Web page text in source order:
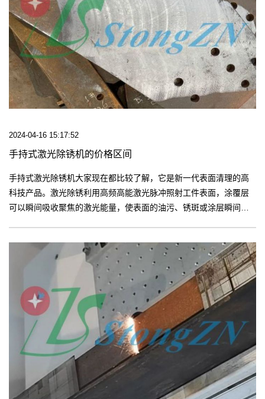
2024-04-16 15:17:52
手持式激光除锈机的价格区间
手持式激光除锈机大家现在都比较了解，它是新一代表面清理的高
科技产品。激光除锈利用高频高能激光脉冲照射工件表面，涂覆层
可以瞬间吸收聚焦的激光能量，使表面的油污、锈斑或涂层瞬间被